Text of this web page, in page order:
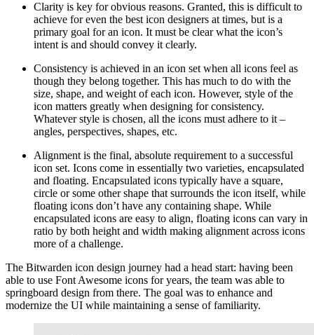
Clarity is key for obvious reasons. Granted, this is difficult to
achieve for even the best icon designers at times, but is a
primary goal for an icon. It must be clear what the icon’s
intent is and should convey it clearly.
Consistency is achieved in an icon set when all icons feel as
though they belong together. This has much to do with the
size, shape, and weight of each icon. However, style of the
icon matters greatly when designing for consistency.
Whatever style is chosen, all the icons must adhere to it –
angles, perspectives, shapes, etc.
Alignment is the final, absolute requirement to a successful
icon set. Icons come in essentially two varieties, encapsulated
and floating. Encapsulated icons typically have a square,
circle or some other shape that surrounds the icon itself, while
floating icons don’t have any containing shape. While
encapsulated icons are easy to align, floating icons can vary in
ratio by both height and width making alignment across icons
more of a challenge.
The Bitwarden icon design journey had a head start: having been
able to use Font Awesome icons for years, the team was able to
springboard design from there. The goal was to enhance and
modernize the UI while maintaining a sense of familiarity.